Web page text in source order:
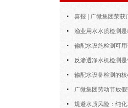
喜报 | 广微集团荣获
设备协会“优秀会员企业
渔业用水水质检测
中的重要工具
输配水设施检测可
水设施能否安全、稳定
任务
反渗透净水机检测
全体系中的重要一环
输配水设备检测的
盖了多个方面
广微集团劳动节放
规避水质风险：纯